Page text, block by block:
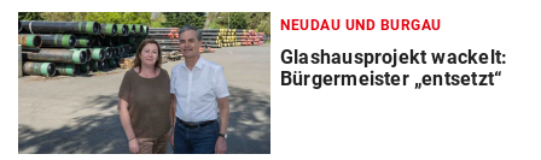
NEUDAU UND BURGAU
Glashausprojekt wackelt:
Bürgermeister „entsetzt“